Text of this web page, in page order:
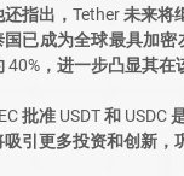
还指出，Tether 未来将
国已成为全球最具加密
40%，进一步凸显其在
批准 USDT 和
吸引更多投资和创新，